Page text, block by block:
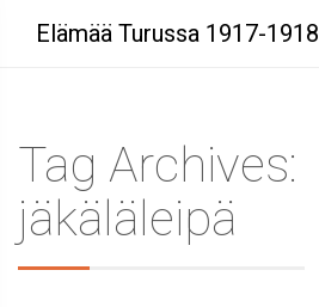
Elämää Turussa 1917-1918
Tag Archives:
jäkäläleipä